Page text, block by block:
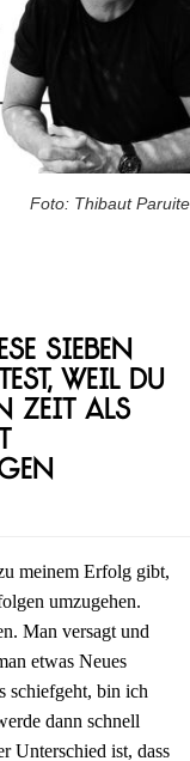
Foto: Thibaut Paruite
sieben
weil du
Zeit als
meinem Erfolg gibt,
umzugehen.
Man versagt und
etwas Neues
schiefgeht, bin ich
dann schnell
Unterschied ist, dass